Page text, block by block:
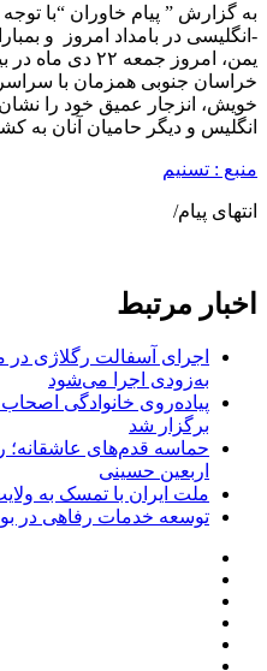
به گزارش ” پیام خاوران “با
-انگلیسی در بامداد امروز و
یمن، امروز جمعه
خراسان جنوبی همزمان با
خویش، انزجار عمیق خود را نشان
انگلیس و دیگر حامیان آنان به
منبع : تسنیم
انتهای پیام/
اخبار مرتبط
اجرای آسفالت رگلاژی
به‌زودی اجرا می‌شود
پیاده‌روی خانوادگی
برگزار شد
حماسه قدم‌های عاشقانه؛
اربعین حسینی
ملت ایران با تمسک به
توسعه خدمات رفاهی در